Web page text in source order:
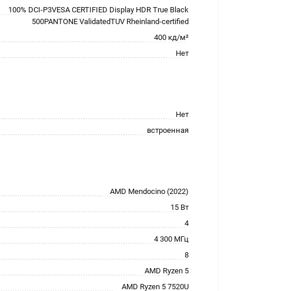
100% DCI-P3VESA CERTIFIED Display HDR True Black
500PANTONE ValidatedTUV Rheinland-certified
400 кд/м²
Нет
Нет
встроенная
AMD Mendocino (2022)
15 Вт
4
4 300 МГц
8
AMD Ryzen 5
AMD Ryzen 5 7520U